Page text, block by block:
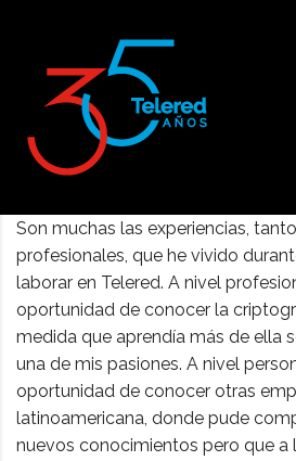
Son muchas las experiencias,
profesionales, que he vivido
laborar en Telered. A nivel
oportunidad de conocer la
medida que aprendía más de ella
una de mis pasiones. A nivel
oportunidad de conocer otras
latinoamericana, donde pude
nuevos conocimientos pero que a